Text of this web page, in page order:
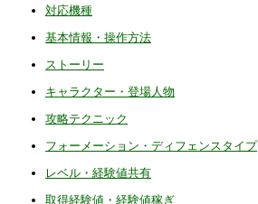
対応機種
基本情報・操作方法
ストーリー
キャラクター・登場人物
攻略テクニック
フォーメーション・ディフェンスタイプ
レベル・経験値共有
取得経験値・経験値稼ぎ